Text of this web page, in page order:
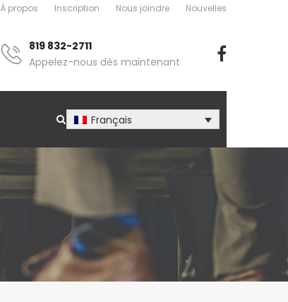
À propos Inscription Nous joindre Nouvelles
819 832-2711
Appelez-nous dès maintenant
Français